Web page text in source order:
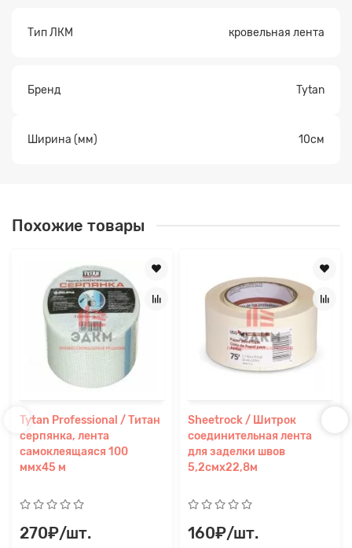
Тип ЛКМ кровельная лента
Бренд Tytan
Ширина (мм) 10см
Похожие товары
Tytan Professional / Титан
серпянка, лента
самоклеящаяся 100
ммх45 м
270₽/шт.
Sheetrock / Шитрок
cоединительная лента
для заделки швов
5,2смх22,8м
160₽/шт.